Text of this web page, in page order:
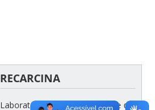
RECARCINA
Laboratório integrante da Rede de